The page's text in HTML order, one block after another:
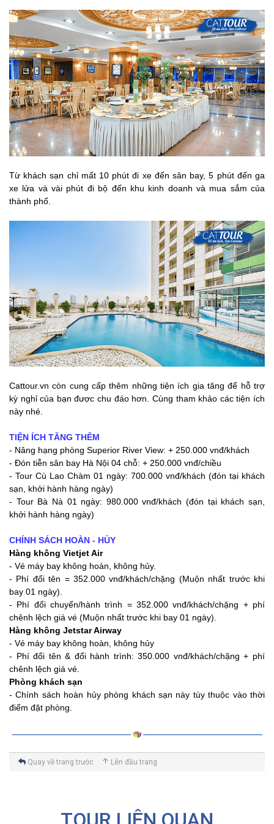
Từ khách sạn chỉ mất 10 phút đi xe đến sân bay, 5 phút đến ga
xe lửa và vài phút đi bộ đến khu kinh doanh và mua sắm của
thành phố.
Cattour.vn còn cung cấp thêm những tiện ích gia tăng để hỗ trợ
kỳ nghỉ của bạn được chu đáo hơn. Cùng tham khảo các tiện ích
này nhé.
TIỆN ÍCH TĂNG THÊM
- Nâng hạng phòng Superior River View: + 250.000 vnđ/khách
- Đón tiễn sân bay Hà Nội 04 chỗ: + 250.000 vnđ/chiều
- Tour Cù Lao Chàm 01 ngày: 700.000 vnđ/khách (đón tại khách
sạn, khởi hành hàng ngày)
- Tour Bà Nà 01 ngày: 980.000 vnđ/khách (đón tại khách sạn,
khởi hành hàng ngày)
CHÍNH SÁCH HOÀN - HỦY
Hàng không Vietjet Air
- Vé máy bay không hoàn, không hủy.
- Phí đổi tên = 352.000 vnđ/khách/chặng (Muộn nhất trước khi
bay 01 ngày).
- Phí đổi chuyến/hành trình = 352.000 vnđ/khách/chặng + phí
chênh lệch giá vé (Muộn nhất trước khi bay 01 ngày).
Hàng không Jetstar Airway
- Vé máy bay không hoàn, không hủy
- Phí đổi tên & đổi hành trình: 350.000 vnđ/khách/chặng + phí
chênh lệch giá vé.
Phòng khách sạn
- Chính sách hoàn hủy phòng khách sạn này tùy thuộc vào thời
điểm đặt phòng.
Quay về trang trước Lên đầu trang